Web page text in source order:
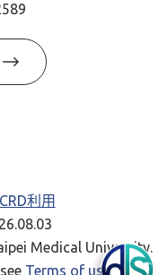
利用
Medical University.
Terms of use